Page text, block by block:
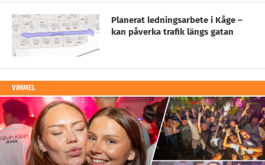
Planerat ledningsarbete i Kåge –
kan påverka trafik längs gatan
VIMMEL